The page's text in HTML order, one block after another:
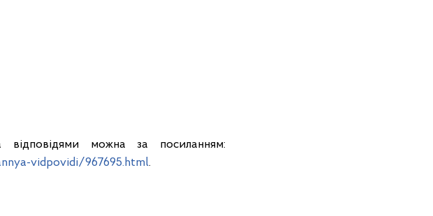
можна за посиланням:
vidpovidi/967695.html.